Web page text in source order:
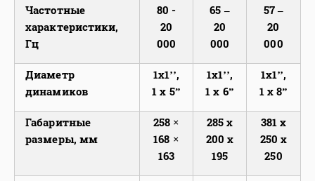
Частотные
характеристики,
Гц
80 -
20
000
65 –
20
000
57 –
20
000
Диаметр
динамиков
1x1’’,
1 x 5”
1x1’’,
1 x 6”
1x1’’,
1 x 8”
Габаритные
размеры, мм
258 ×
168 ×
163
285 х
200 х
195
381 x
250 x
250